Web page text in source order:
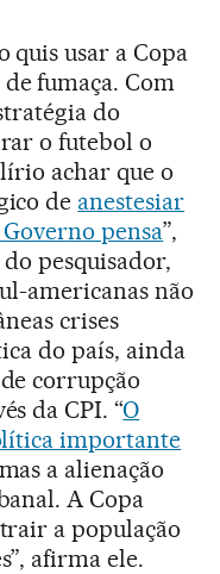
quis usar a Copa
fumaça. Com
do
o futebol o
achar que o
de anestesiar
pensa”,
pesquisador,
americanas não
crises
do país, ainda
corrupção
da CPI. “O
importante
a alienação
A Copa
a população
afirma ele.